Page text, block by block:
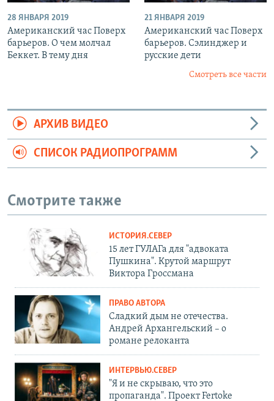
28 ЯНВАРЯ 2019
Американский час Поверх
барьеров. О чем молчал
Беккет. В тему дня
21 ЯНВАРЯ 2019
Американский час Поверх
барьеров. Сэлинджер и
русские дети
Смотреть все части
АРХИВ ВИДЕО
СПИСОК РАДИОПРОГРАММ
Смотрите также
ИСТОРИЯ.СЕВЕР
15 лет ГУЛАГа для "адвоката
Пушкина". Крутой маршрут
Виктора Гроссмана
ПРАВО АВТОРА
Сладкий дым не отечества.
Андрей Архангельский – о
романе релоканта
ИНТЕРВЬЮ.СЕВЕР
"Я и не скрываю, что это
пропаганда". Проект Fertoke